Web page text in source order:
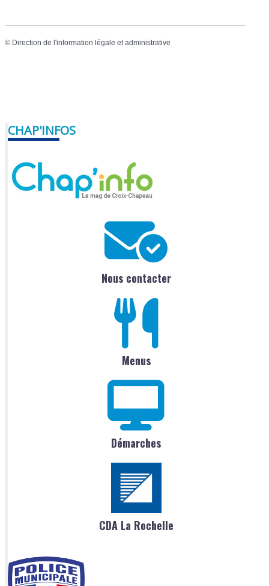
© Direction de l'information légale et administrative
CHAP'INFOS
Nous contacter
Menus
Démarches
CDA La Rochelle